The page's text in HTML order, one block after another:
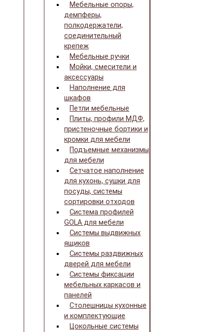
Мебельные опоры,
демпферы,
полкодержатели,
соединительный
крепеж
Мебельные ручки
Мойки, смесители и
аксессуары
Наполнение для
шкафов
Петли мебельные
Плиты, профили МДФ,
пристеночные бортики и
кромки для мебели
Подъемные механизмы
для мебели
Сетчатое наполнение
для кухонь, сушки для
посуды, системы
сортировки отходов
Система профилей
GOLA для мебели
Системы выдвижных
ящиков
Системы раздвижных
дверей для мебели
Системы фиксации
мебельных каркасов и
панелей
Столешницы кухонные
и комплектующие
Цокольные системы